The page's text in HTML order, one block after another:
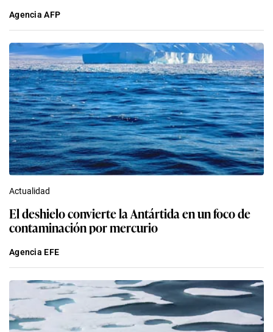
Agencia AFP
Actualidad
El deshielo convierte la Antártida en un foco de
contaminación por mercurio
Agencia EFE